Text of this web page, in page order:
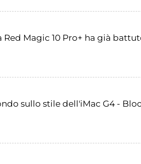
Magic 10 Pro+ ha già
sullo stile dell'iMac G4 -